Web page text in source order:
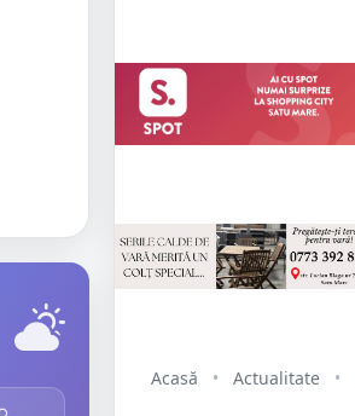
Acasă • Actualitate •